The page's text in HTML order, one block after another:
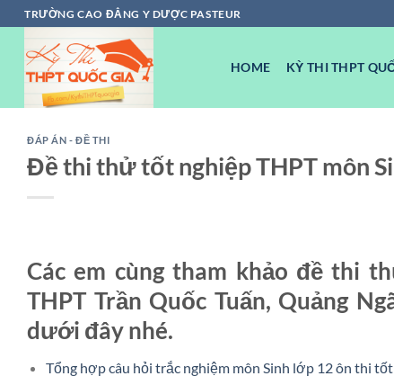
Chuyển
đến
dung
TRƯỜNG CAO ĐẲNG Y DƯỢC PASTEUR
HOME KỲ THI THPT
ĐÁP ÁN - ĐỀ THI
Đề thi thử tốt nghiệp THPT môn
Các em cùng tham khảo đề thi
THPT Trần Quốc Tuấn, Quảng
dưới đây nhé.
Tổng hợp câu hỏi trắc nghiệm môn Sinh lớp 12 ôn thi